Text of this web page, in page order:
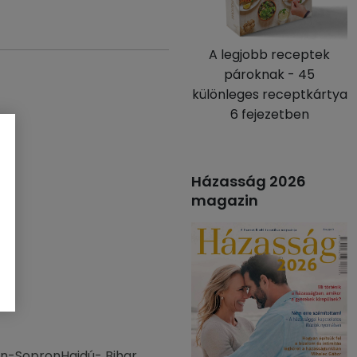
A legjobb receptek
pároknak - 45
különleges receptkártya
6 fejezetben
Házasság 2026
magazin